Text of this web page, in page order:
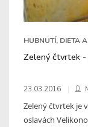
HUBNUTÍ, DIETA
Zelený čtvrtek -
23.03.2016
Zelený čtvrtek je
oslavách